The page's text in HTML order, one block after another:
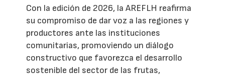
Con la edición de 2026, la AREFLH reafirma
su compromiso de dar voz a las regiones y
productores ante las instituciones
comunitarias, promoviendo un diálogo
constructivo que favorezca el desarrollo
sostenible del sector de las frutas,